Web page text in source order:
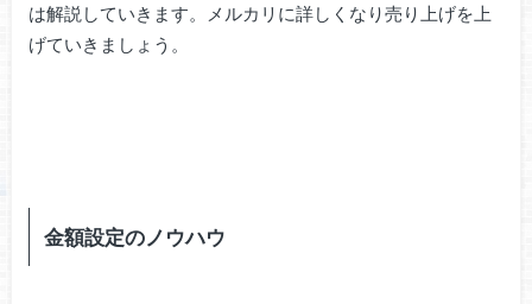
は解説していきます。メルカリに詳しくなり売り上げを上
げていきましょう。
金額設定のノウハウ